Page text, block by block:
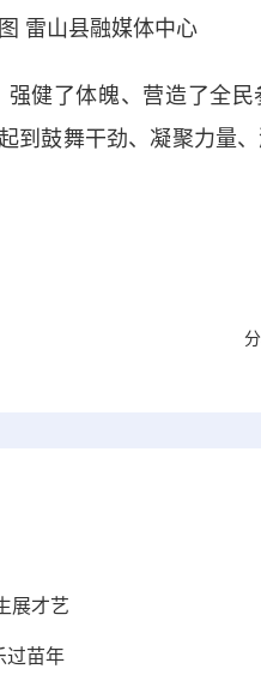
雷山县融媒体中心
健了体魄、营造了全民
到鼓舞干劲、凝聚力量
分
展才艺
过苗年